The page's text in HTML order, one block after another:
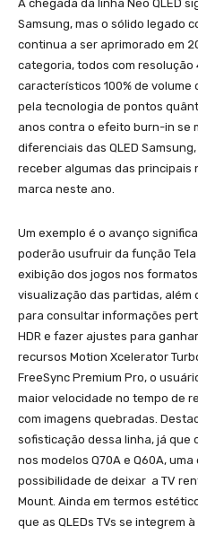
A chegada da linha Neo QLED
Samsung, mas o sólido legado
continua a ser aprimorado em
categoria, todos com resolução
característicos 100% de
pela tecnologia de pontos
anos contra o efeito burn-in se
diferenciais das QLED
receber algumas das principais
marca neste ano.
Um exemplo é o avanço
poderão usufruir da função
exibição dos jogos nos
visualização das partidas, além
para consultar informações
HDR e fazer ajustes para
recursos Motion Xcelerator
FreeSync Premium Pro, o
maior velocidade no tempo de
com imagens quebradas.
sofisticação dessa linha, já que
nos modelos Q70A e Q60A,
possibilidade de deixar a TV
Mount. Ainda em termos
que as QLEDs TVs se integrem